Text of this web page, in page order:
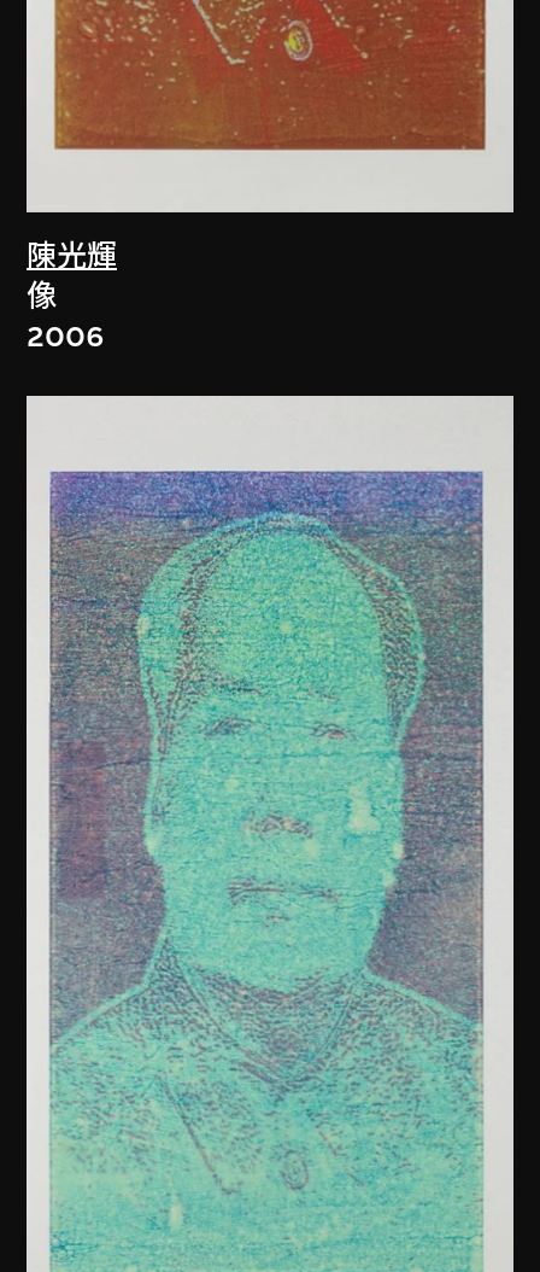
陳光輝
像
2006